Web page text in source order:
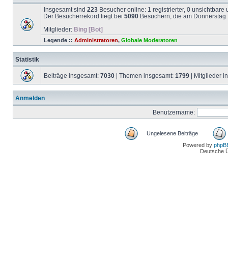
Insgesamt sind 223 Besucher online: 1 registrierter, 0
Der Besucherrekord liegt bei 5090 Besuchern, die am
Mitglieder: Bing [Bot]
Legende :: Administratoren, Globale Moderatoren
Statistik
Beiträge insgesamt: 7030 | Themen insgesamt: 1799 | Mitglieder
Anmelden
Benutzername:
Ungelesene Beiträge
Powered by
Deutsche